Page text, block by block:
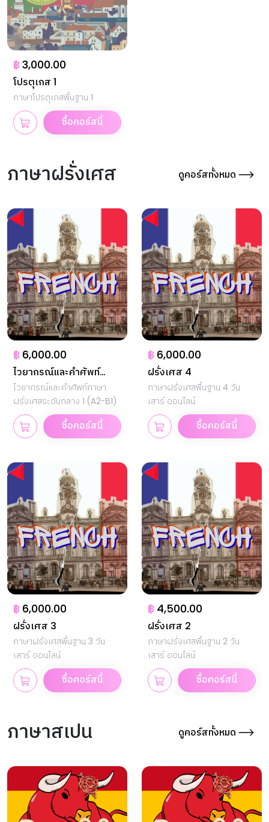
฿3,000.00
โปรตุเกส 1
ภาษาโปรตุเกสพื้นฐาน 1
ซื้อคอร์สนี้
ภาษาฝรั่งเศส ดูคอร์สทั้งหมด
฿ 6,000.00
ไวยากรณ์และคำศัพท์
ฝรั่งเศสระดับกลาง 1
ไวยากรณ์และคำศัพท์ภาษา
ฝรั่งเศสระดับกลาง 1 (A2-B1)
ซื้อคอร์สนี้
฿ 6,000.00
ฝรั่งเศส 4
ภาษาฝรั่งเศสพื้นฐาน 4 วัน
เสาร์ ออนไลน์
ซื้อคอร์สนี้
฿ 6,000.00
ฝรั่งเศส 3
ภาษาฝรั่งเศสพื้นฐาน 3 วัน
เสาร์ ออนไลน์
ซื้อคอร์สนี้
฿ 4,500.00
ฝรั่งเศส 2
ภาษาฝรั่งเศสพื้นฐาน 2 วัน
เสาร์ ออนไลน์
ซื้อคอร์สนี้
ภาษาสเปน ดูคอร์สทั้งหมด